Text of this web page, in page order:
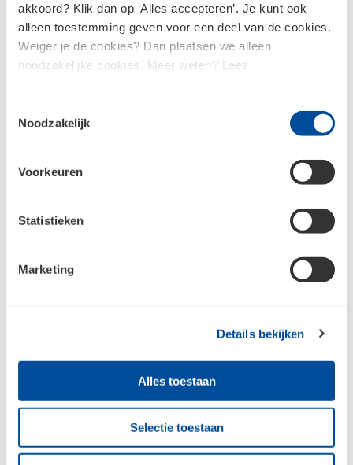
akkoord? Klik dan op ‘Alles accepteren’. Je kunt ook
alleen toestemming geven voor een deel van de cookies.
Weiger je de cookies? Dan plaatsen we alleen
noodzakelijke cookies. Meer weten? Lees
Noodzakelijk
Voorkeuren
Statistieken
Marketing
Details bekijken
Alles toestaan
Selectie toestaan